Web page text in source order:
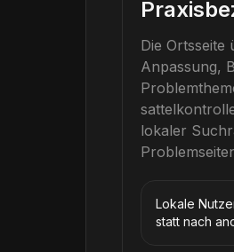
Die Ortsseite
Anpassung,
lokaler
Lokale
statt nach